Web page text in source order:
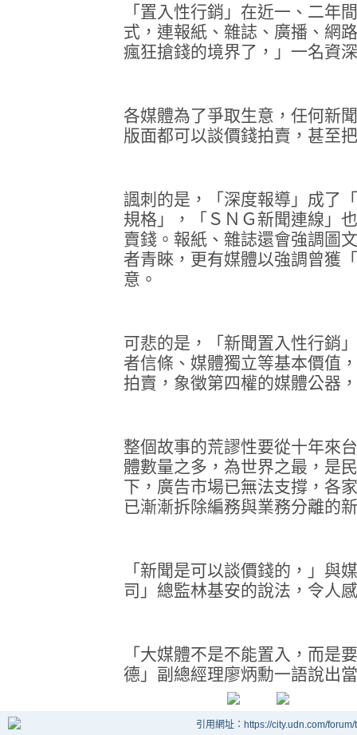
「置入性行銷」在近一、二年
式，連報紙、雜誌、廣播、網
瘋狂搶錢的境界了，」一名資
各媒體為了爭取生意，任何新
版面都可以談價錢拍賣，甚至
諷刺的是，「深度報導」成了
規格」，「ＳＮＧ新聞連線」
賣錢。報紙、雜誌還會強調圖
者青睞，更有媒體以強調曾獲
意。
可悲的是，「新聞置入性行銷
者信條、媒體獨立等基本價值
拍賣，象徵第四權的媒體公器
整個故事的荒謬性要從十年來
體數量之多，為世界之最，是
下，廣告市場已無法支撐，各
已漸漸拆除編務與業務分離的
「新聞是可以談價錢的，」與
司」總監林基安的說法，令人
「大媒體不是不能置入，而是
德」副總經理廖炳勳一語說出
引用網址：https://city.udn.com/